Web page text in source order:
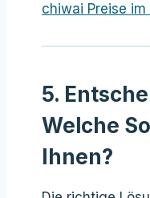
chiwai Preise im
5.
Welche
Ihnen?